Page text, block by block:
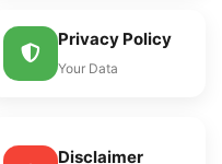
Privacy Policy
Your Data
Disclaimer